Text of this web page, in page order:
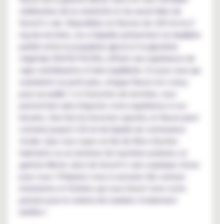
mg de nicotine, ces e-liquides présentent un équilibre
parfait entre le propylène glycol et la glycérine
végétale (50/50 PG/VG), offrant une expérience de
vape satisfaisante et bien équilibrée. Et pour ceux qui
permettant ainsi d'ajuster votre expérience à vos
besoins. Une fois les boosters ajoutés, le flacon peut
contenir jusqu'à 120 ml de liquide de contenance
gamme Movie Juice de Secret's Lab a quelque chose